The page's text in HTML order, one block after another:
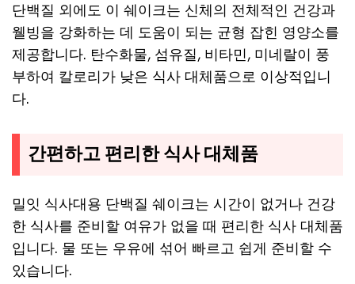
단백질 외에도 이 쉐이크는 신체의 전체적인 건강과
웰빙을 강화하는 데 도움이 되는 균형 잡힌 영양소를
제공합니다. 탄수화물, 섬유질, 비타민, 미네랄이 풍
부하여 칼로리가 낮은 식사 대체품으로 이상적입니
다.
간편하고 편리한 식사 대체품
밀잇 식사대용 단백질 쉐이크는 시간이 없거나 건강
한 식사를 준비할 여유가 없을 때 편리한 식사 대체품
입니다. 물 또는 우유에 섞어 빠르고 쉽게 준비할 수
있습니다.